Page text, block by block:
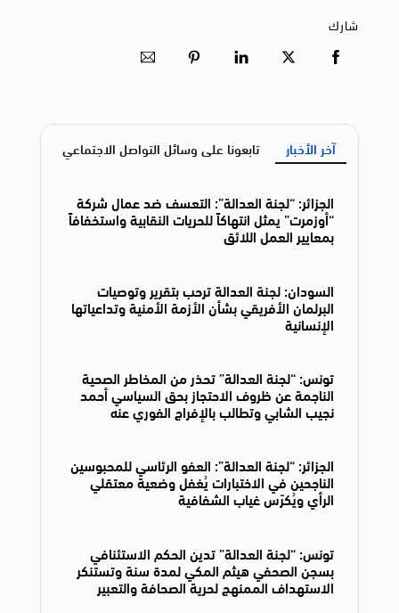
شارك
آخر الأخبار تابعونا على وسائل التواصل الاجتماعي
الجزائر: “لجنة العدالة”: التعسف ضد عمال شركة
“أوزمرت” يمثل انتهاكاً للحريات النقابية واستخفافاً
بمعايير العمل اللائق
السودان: لجنة العدالة ترحب بتقرير وتوصيات
البرلمان الأفريقي بشأن الأزمة الأمنية وتداعياتها
الإنسانية
تونس: “لجنة العدالة” تحذر من المخاطر الصحية
الناجمة عن ظروف الاحتجاز بحق السياسي أحمد
نجيب الشابي وتطالب بالإفراج الفوري عنه
الجزائر: “لجنة العدالة”: العفو الرئاسي للمحبوسين
الناجحين في الاختبارات يُغفل وضعية معتقلي
الرأي ويُكرّس غياب الشفافية
تونس: “لجنة العدالة” تدين الحكم الاستئنافي
بسجن الصحفي هيثم المكي لمدة سنة وتستنكر
الاستهداف الممنهج لحرية الصحافة والتعبير